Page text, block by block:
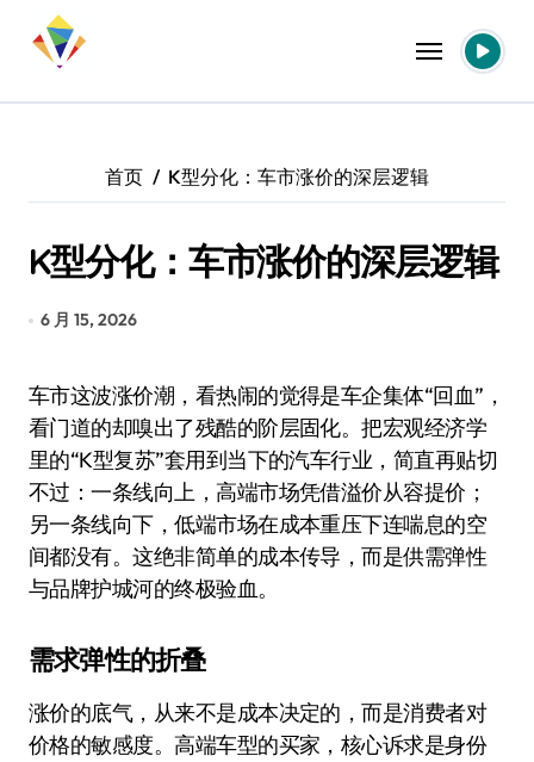
首页 K型分化：车市涨价的深层逻辑
K型分化：车市涨价的深层逻辑
6 月 15, 2026
车市这波涨价潮，看热闹的觉得是车企集体“回血”，
看门道的却嗅出了残酷的阶层固化。把宏观经济学
里的“K型复苏”套用到当下的汽车行业，简直再贴切
不过：一条线向上，高端市场凭借溢价从容提价；
另一条线向下，低端市场在成本重压下连喘息的空
间都没有。这绝非简单的成本传导，而是供需弹性
与品牌护城河的终极验血。
需求弹性的折叠
涨价的底气，从来不是成本决定的，而是消费者对
价格的敏感度。高端车型的买家，核心诉求是身份